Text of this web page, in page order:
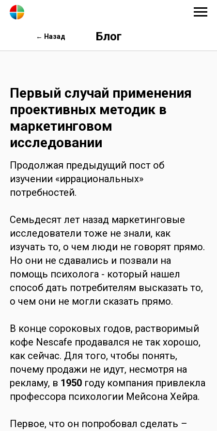
Блог
← Назад
Первый случай применения
проективных методик в
маркетинговом
исследовании
Продолжая предыдущий пост об
изучении «иррациональных»
потребностей.
Семьдесят лет назад маркетинговые
исследователи тоже не знали, как
изучать то, о чем люди не говорят прямо.
Но они не сдавались и позвали на
помощь психолога - который нашел
способ дать потребителям высказать то,
о чем они не могли сказать прямо.
В конце сороковых годов, растворимый
кофе Nescafe продавался не так хорошо,
как сейчас. Для того, чтобы понять,
почему продажи не идут, несмотря на
рекламу, в 1950 году компания привлекла
профессора психологии Мейсона Хейра.
Первое, что он попробовал сделать –